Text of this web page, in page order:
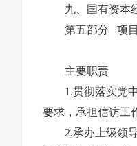
九、国有资本经
第五部分 项目
主要职责
1.贯彻落实党中
要求，承担信访工
2.承办上级领导